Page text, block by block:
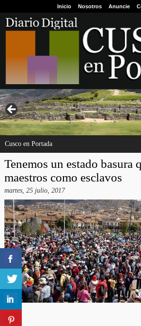
Inicio Nosotros Anuncie
Cusco en Portada
Tenemos un estado basura
maestros como esclavos
martes, 25 julio, 2017